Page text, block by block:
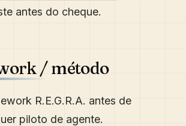
antes do cheque.
/ método
R.E.G.R.A. antes de
piloto de agente.